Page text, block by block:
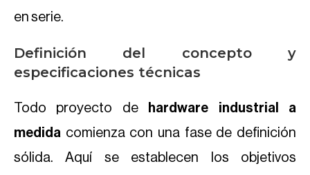
en serie.
Definición del concepto y
especificaciones técnicas
Todo proyecto de
hardware industrial a
medida comienza con una fase de definición
sólida. Aquí se establecen los objetivos